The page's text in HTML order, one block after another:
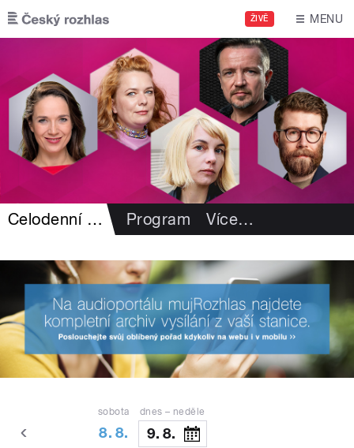
Přejít k hlavnímu obsahu
ŽIVĚ MENU
Celodenní záznamy Program Více…
sobota
8. 8.
dnes – neděle
9. 8.